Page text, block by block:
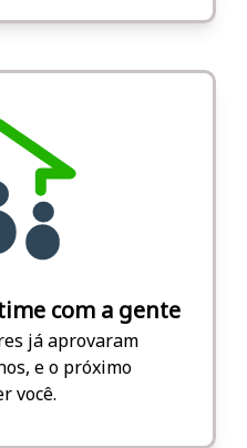
com a gente
já aprovaram
e o próximo
você.